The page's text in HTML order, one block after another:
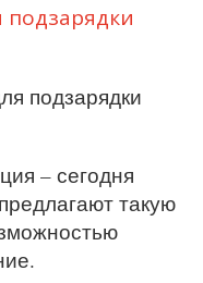
подзарядки
подзарядки
– сегодня
такую